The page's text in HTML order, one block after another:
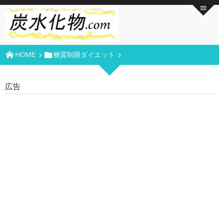
HOME 糖質制限ダイエット
広告